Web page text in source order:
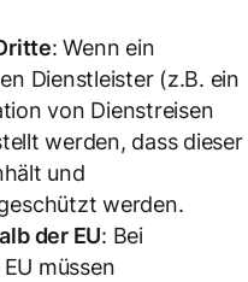
: Wenn ein
Dienstleister (z.B. ein
von Dienstreisen
werden, dass dieser
und
werden.
der EU: Bei
müssen